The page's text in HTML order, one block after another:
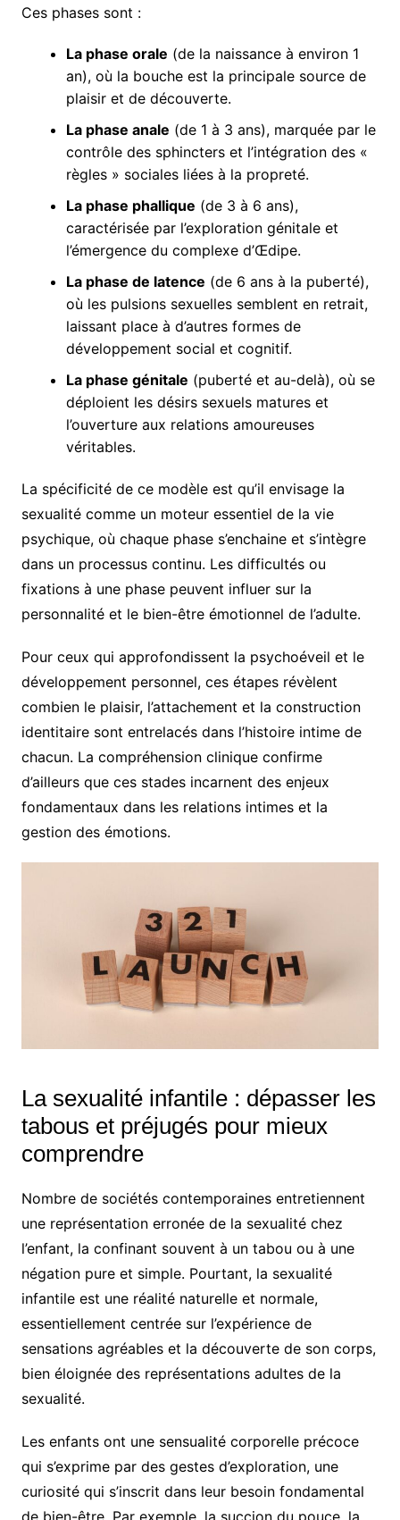
Ces phases sont :
La phase orale (de la naissance à environ 1
an), où la bouche est la principale source de
plaisir et de découverte.
La phase anale (de 1 à 3 ans), marquée par le
contrôle des sphincters et l’intégration des «
règles » sociales liées à la propreté.
La phase phallique (de 3 à 6 ans),
caractérisée par l’exploration génitale et
l’émergence du complexe d’Œdipe.
La phase de latence (de 6 ans à la puberté),
où les pulsions sexuelles semblent en retrait,
laissant place à d’autres formes de
développement social et cognitif.
La phase génitale (puberté et au-delà), où se
déploient les désirs sexuels matures et
l’ouverture aux relations amoureuses
véritables.
La spécificité de ce modèle est qu’il envisage la
sexualité comme un moteur essentiel de la vie
psychique, où chaque phase s’enchaine et s’intègre
dans un processus continu. Les difficultés ou
fixations à une phase peuvent influer sur la
personnalité et le bien-être émotionnel de l’adulte.
Pour ceux qui approfondissent la psychoéveil et le
développement personnel, ces étapes révèlent
combien le plaisir, l’attachement et la construction
identitaire sont entrelacés dans l’histoire intime de
chacun. La compréhension clinique confirme
d’ailleurs que ces stades incarnent des enjeux
fondamentaux dans les relations intimes et la
gestion des émotions.
La sexualité infantile : dépasser les
tabous et préjugés pour mieux
comprendre
Nombre de sociétés contemporaines entretiennent
une représentation erronée de la sexualité chez
l’enfant, la confinant souvent à un tabou ou à une
négation pure et simple. Pourtant, la sexualité
infantile est une réalité naturelle et normale,
essentiellement centrée sur l’expérience de
sensations agréables et la découverte de son corps,
bien éloignée des représentations adultes de la
sexualité.
Les enfants ont une sensualité corporelle précoce
qui s’exprime par des gestes d’exploration, une
curiosité qui s’inscrit dans leur besoin fondamental
de bien-être. Par exemple, la succion du pouce, la